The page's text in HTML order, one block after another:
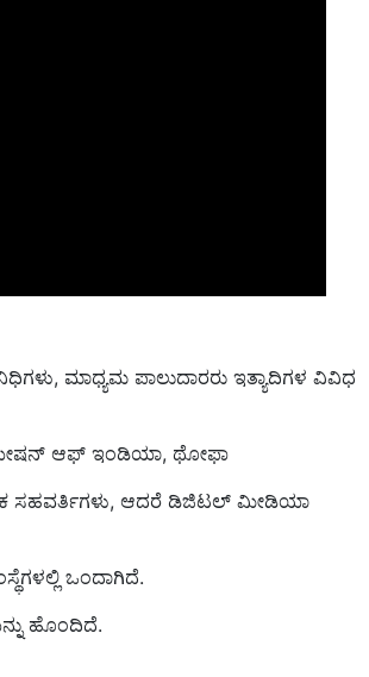
ಮಾಧ್ಯಮ ಪಾಲುದಾರರು ಇತ್ಯಾದಿಗಳ ವಿವಿಧ
ಆಫ್ ಇಂಡಿಯಾ, ಥೋಫಾ
ಸಹವರ್ತಿಗಳು, ಆದರೆ ಡಿಜಿಟಲ್ ಮೀಡಿಯಾ
ಒಂದಾಗಿದೆ.
ಹೊಂದಿದೆ.